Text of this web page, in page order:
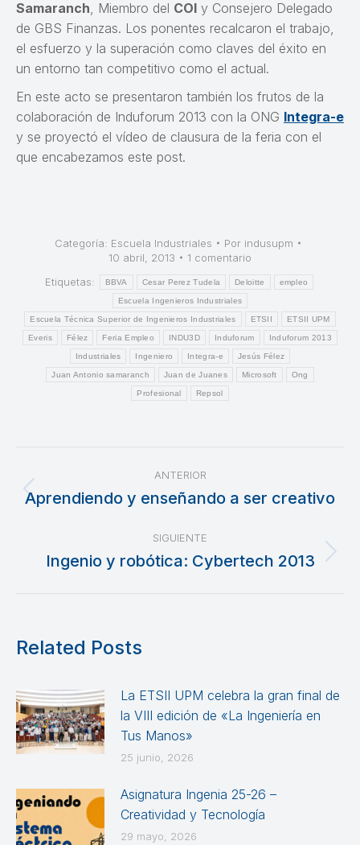
Samaranch , Miembro del COI y Consejero Delegado
de GBS Finanzas. Los ponentes recalcaron el trabajo,
el esfuerzo y la superación como claves del éxito en
un entorno tan competitivo como el actual.
En este acto se presentaron también los frutos de la
colaboración de Induforum 2013 con la ONG Integra-e
y se proyectó el vídeo de clausura de la feria con el
que encabezamos este post.
Categoría: Escuela Industriales Por indusupm
10 abril, 2013
1 comentario
Etiquetas:
BBVA Cesar Perez Tudela Deloitte empleo
Escuela Ingenieros Industriales
Escuela Técnica Superior de Ingenieros Industriales ETSII ETSII UPM
Everis Félez Feria Empleo INDU3D Induforum Induforum 2013
Industriales Ingeniero Integra-e Jesús Félez
Juan Antonio samaranch Juan de Juanes Microsoft Ong
Profesional Repsol
Navegación
entre
publicaciones
ANTERIOR
Publicación
Aprendiendo y enseñando a ser creativo
SIGUIENTE
Publicación
Ingenio y robótica: Cybertech 2013
Related Posts
La ETSII UPM celebra la gran final de
la VIII edición de «La Ingeniería en
Tus Manos»
25 junio, 2026
Asignatura Ingenia 25-26 –
Creatividad y Tecnología
29 mayo, 2026